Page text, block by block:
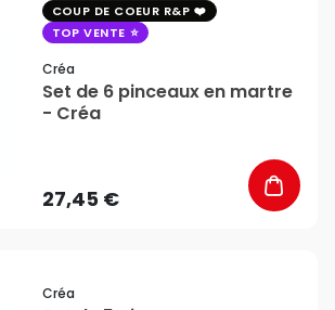
COUP DE COEUR R&P
TOP VENTE
Créa
Set de 6 pinceaux en martre
- Créa
27,45 €
Créa